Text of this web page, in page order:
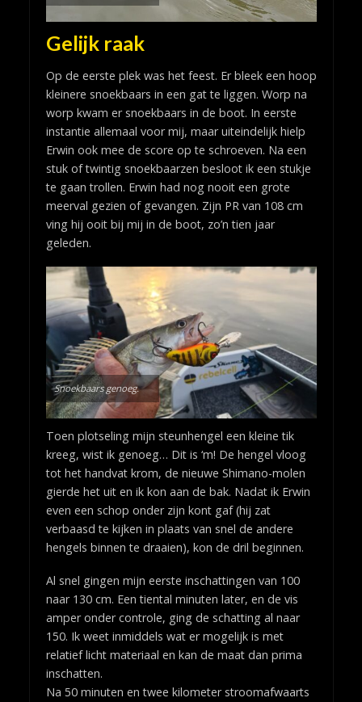
Gelijk raak
Op de eerste plek was het feest. Er bleek een hoop
kleinere snoekbaars in een gat te liggen. Worp na
worp kwam er snoekbaars in de boot. In eerste
instantie allemaal voor mij, maar uiteindelijk hielp
Erwin ook mee de score op te schroeven. Na een
stuk of twintig snoekbaarzen besloot ik een stukje
te gaan trollen. Erwin had nog nooit een grote
meerval gezien of gevangen. Zijn PR van 108 cm
ving hij ooit bij mij in de boot, zo’n tien jaar
geleden.
Snoekbaars genoeg.
Toen plotseling mijn steunhengel een kleine tik
kreeg, wist ik genoeg… Dit is ‘m! De hengel vloog
tot het handvat krom, de nieuwe Shimano-molen
gierde het uit en ik kon aan de bak. Nadat ik Erwin
even een schop onder zijn kont gaf (hij zat
verbaasd te kijken in plaats van snel de andere
hengels binnen te draaien), kon de dril beginnen.
Al snel gingen mijn eerste inschattingen van 100
naar 130 cm. Een tiental minuten later, en de vis
amper onder controle, ging de schatting al naar
150. Ik weet inmiddels wat er mogelijk is met
relatief licht materiaal en kan de maat dan prima
inschatten.
Na 50 minuten en twee kilometer stroomafwaarts